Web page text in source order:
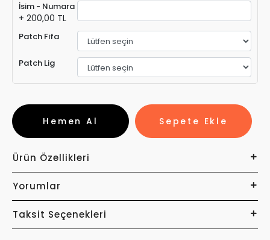
İsim - Numara
+ 200,00 TL
Patch Fifa
Patch Lig
Sepete Ekle
Hemen Al
Ürün Özellikleri
Yorumlar
Taksit Seçenekleri